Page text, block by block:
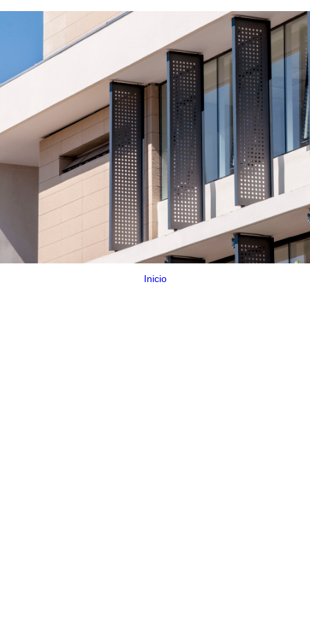
Inicio